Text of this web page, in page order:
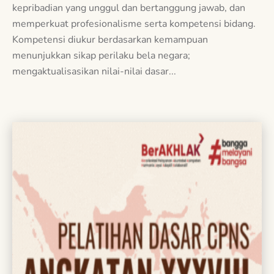
kepribadian yang unggul dan bertanggung jawab, dan
memperkuat profesionalisme serta kompetensi bidang.
Kompetensi diukur berdasarkan kemampuan
menunjukkan sikap perilaku bela negara;
mengaktualisasikan nilai-nilai dasar...